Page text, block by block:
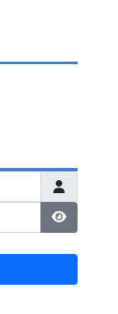
Afficher